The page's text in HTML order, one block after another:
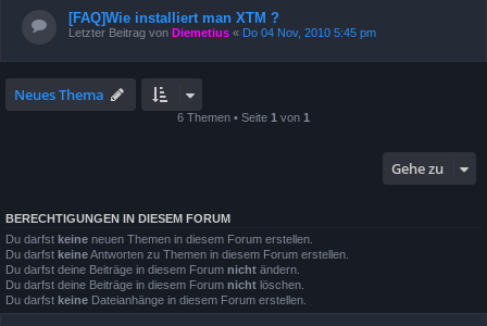
[FAQ]Wie installiert man XTM ?
Letzter Beitrag von Diemetius « Do 04 Nov, 2010 5:45 pm
Neues Thema
6 Themen • Seite 1 von 1
Gehe zu
BERECHTIGUNGEN IN DIESEM FORUM
Du darfst keine neuen Themen in diesem Forum erstellen.
Du darfst keineAntworten zu Themen in diesem Forum erstellen.
Du darfst deine Beiträge in diesem Forum nicht ändern.
Du darfst deine Beiträge in diesem Forum nicht löschen.
Du darfst keine Dateianhänge in diesem Forum erstellen.